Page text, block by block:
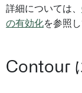
詳細については、
の有効化を参照
Contour